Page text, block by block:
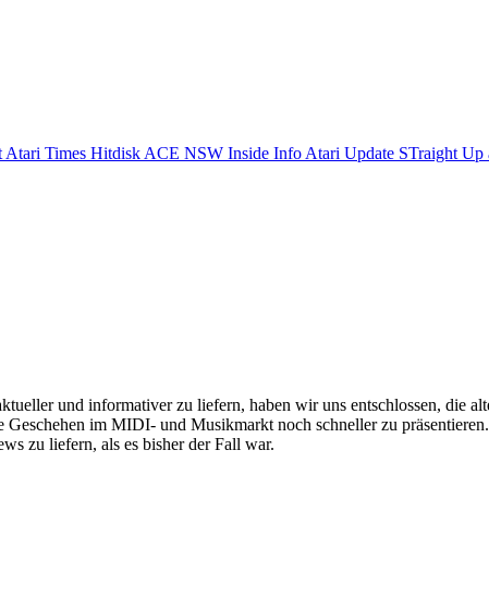
Atari Times Hitdisk ACE NSW Inside Info Atari Update STraight Up
und informativer zu liefern, haben wir uns entschlossen, die
Geschehen im MIDI- und Musikmarkt noch schneller zu
zu liefern, als es bisher der Fall war.